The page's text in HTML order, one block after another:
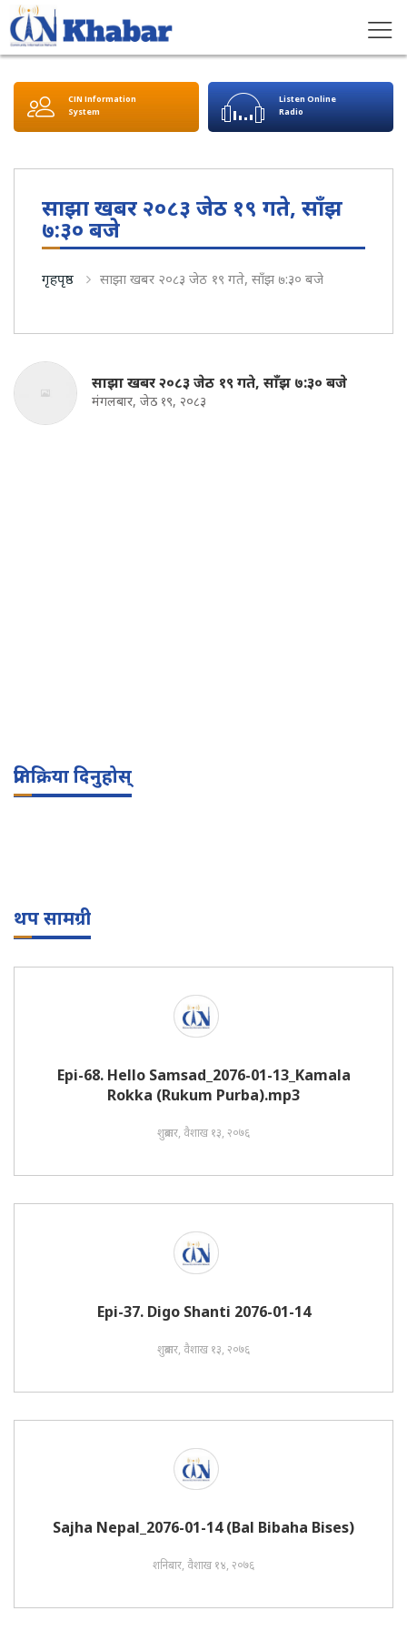
CIN Information
System
Listen Online
Radio
साझा खबर २०८३ जेठ १९ गते, साँझ
७:३० बजे
गृहपृष्ठ साझा खबर २०८३ जेठ १९ गते, साँझ ७:३० बजे
साझा खबर २०८३ जेठ १९ गते, साँझ ७:३० बजे
मंगलबार, जेठ १९, २०८३
प्रतिक्रिया दिनुहोस्
थप सामग्री
Epi-68. Hello Samsad_2076-01-13_Kamala
Rokka (Rukum Purba).mp3
शुक्रबार, वैशाख १३, २०७६
Epi-37. Digo Shanti 2076-01-14
शुक्रबार, वैशाख १३, २०७६
Sajha Nepal_2076-01-14 (Bal Bibaha Bises)
शनिबार, वैशाख १४, २०७६